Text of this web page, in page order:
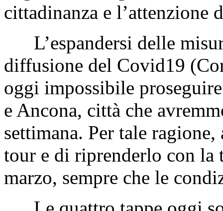
cittadinanza e l’attenzione
L’espandersi delle
diffusione del Covid19
oggi impossibile
e Ancona, città che
settimana. Per tale
tour e di riprenderlo con la
marzo, sempre che le